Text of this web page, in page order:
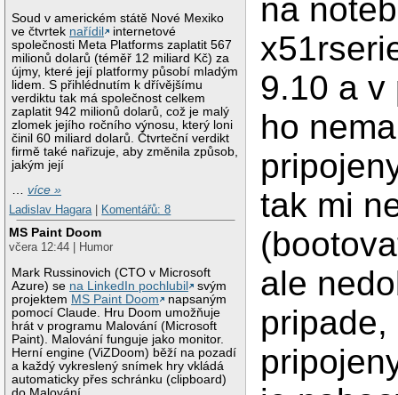
Soud v americkém státě Nové Mexiko
ve čtvrtek nařídil
internetové
společnosti Meta Platforms zaplatit 567
milionů dolarů (téměř 12 miliard Kč) za
újmy, které její platformy působí mladým
lidem. S přihlédnutím k dřívějšímu
verdiktu tak má společnost celkem
zaplatit 942 milionů dolarů, což je malý
zlomek jejího ročního výnosu, který loni
činil 60 miliard dolarů. Čtvrteční verdikt
firmě také nařizuje, aby změnila způsob,
jakým její
…více »
Ladislav Hagara
Komentářů: 8
MS Paint Doom
včera 12:44 | Humor
Mark Russinovich (CTO v Microsoft
Azure) se na LinkedIn pochlubil
svým
projektem MS Paint Doom
napsaným
pomocí Claude. Hru Doom umožňuje
hrát v programu Malování (Microsoft
Paint). Malování funguje jako monitor.
Herní engine (ViZDoom) běží na pozadí
a každý vykreslený snímek hry vkládá
automaticky přes schránku (clipboard)
na
9.10 a v
ho
tak mi
ale
pripade,